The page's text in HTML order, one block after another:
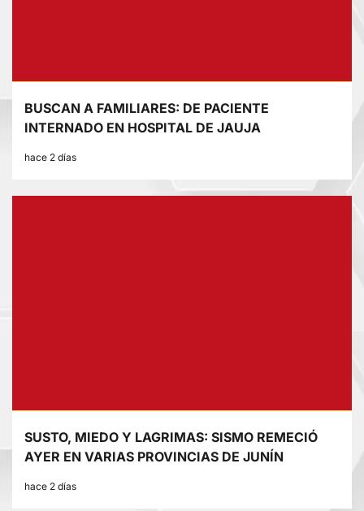
BUSCAN A FAMILIARES: DE PACIENTE
INTERNADO EN HOSPITAL DE JAUJA
hace 2 días
SUSTO, MIEDO Y LAGRIMAS: SISMO REMECIÓ
AYER EN VARIAS PROVINCIAS DE JUNÍN
hace 2 días